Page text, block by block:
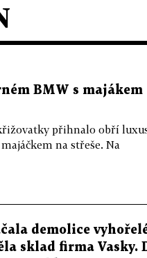
BMW s majákem
přihnalo obří
na střeše. Na
demolice
sklad firma Vasky.